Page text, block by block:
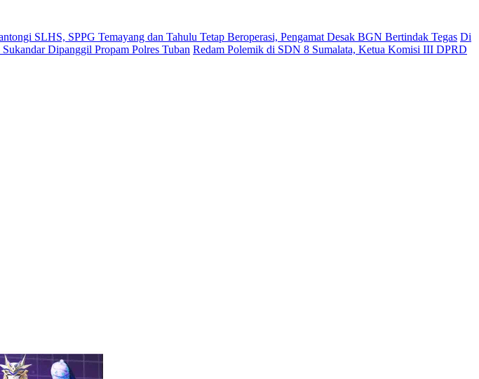
SLHS, SPPG Temayang dan Tahulu Tetap Beroperasi, Pengamat Desak BGN Bertindak Tegas Di
Dipanggil Propam Polres Tuban Redam Polemik di SDN 8 Sumalata, Ketua Komisi III DPRD